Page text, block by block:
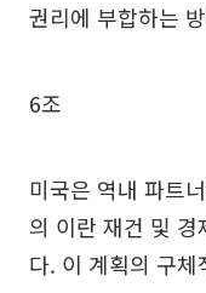
권리에 부합하는
6조
미국은 역내 파트
의 이란 재건 및
다. 이 계획의 구체